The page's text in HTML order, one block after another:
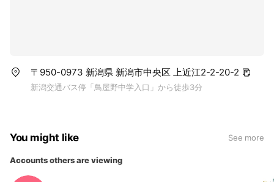
〒950-0973 新潟県 新潟市中央区 上近江2-2-20-2
新潟交通バス停「鳥屋野中学入口」から徒歩3分
You might like See more
Accounts others are viewing